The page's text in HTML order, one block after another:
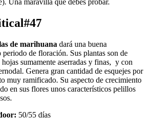
Una maravilla que debes probar.
de marihuana dará una buena
de floración. Sus plantas son de
sumamente aserradas y finas, y con
Genera gran cantidad de esquejes por
muy ramificado. Su aspecto de crecimiento
en sus flores unos característicos pelillos
50/55 días